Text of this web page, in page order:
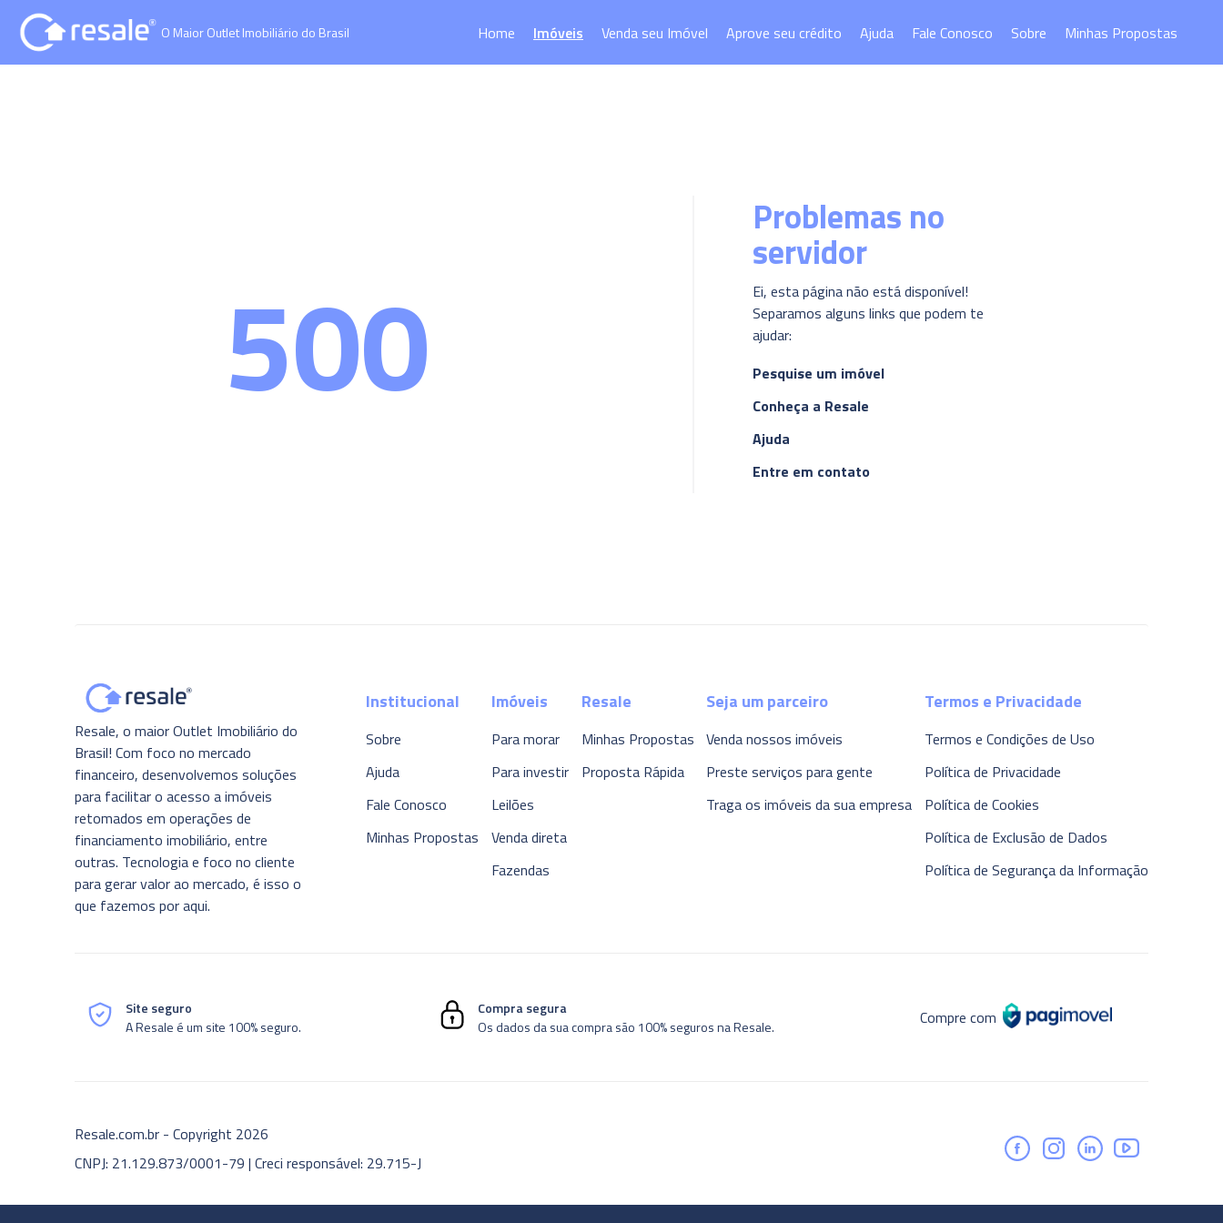
O Maior Outlet Imobiliário do Brasil Home Imóveis Venda seu Imóvel Aprove seu crédito Ajuda Fale Conosco Sobre Minhas Propostas
500
Problemas no
servidor
Ei, esta página não está disponível!
Separamos alguns links que podem te
ajudar:
Pesquise um imóvel
Conheça a Resale
Ajuda
Entre em contato
Resale, o maior Outlet Imobiliário do
Brasil! Com foco no mercado
financeiro, desenvolvemos soluções
para facilitar o acesso a imóveis
retomados em operações de
financiamento imobiliário, entre
outras. Tecnologia e foco no cliente
para gerar valor ao mercado, é isso o
que fazemos por aqui.
Institucional
Sobre
Ajuda
Fale Conosco
Minhas Propostas
Imóveis
Para morar
Para investir
Leilões
Venda direta
Fazendas
Resale
Minhas Propostas
Proposta Rápida
Seja um parceiro
Venda nossos imóveis
Preste serviços para gente
Traga os imóveis da sua empresa
Termos e Privacidade
Termos e Condições de Uso
Política de Privacidade
Política de Cookies
Política de Exclusão de Dados
Política de Segurança da Informação
Site seguro
A Resale é um site 100% seguro.
Compra segura
Os dados da sua compra são 100% seguros na Resale.
Compre com
Resale.com.br - Copyright 2026
CNPJ: 21.129.873/0001-79 | Creci responsável: 29.715-J